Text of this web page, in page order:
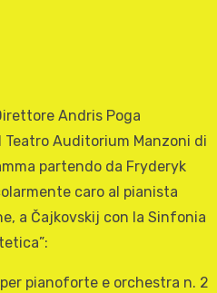
Andris Poga
Auditorium Manzoni di
partendo da Fryderyk
caro al pianista
a Čajkovskij con la Sinfonia
pianoforte e orchestra n. 2